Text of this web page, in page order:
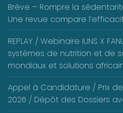
Brève – Rompre la
Une revue compare
REPLAY / Webinaire IUNS X
systèmes de nutrition et de
mondiaux et solutions
Appel à Candidature / Prix de
2026 / Dépôt des Dossiers